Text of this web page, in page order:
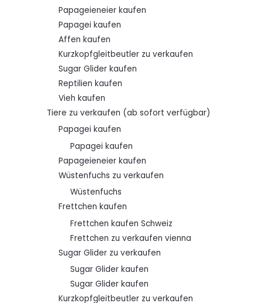
Papageieneier kaufen
Papagei kaufen
Affen kaufen
Kurzkopfgleitbeutler zu verkaufen
Sugar Glider kaufen
Reptilien kaufen
Vieh kaufen
Tiere zu verkaufen (ab sofort verfügbar)
Papagei kaufen
Papagei kaufen
Papageieneier kaufen
Wüstenfuchs zu verkaufen
Wüstenfuchs
Frettchen kaufen
Frettchen kaufen Schweiz
Frettchen zu verkaufen vienna
Sugar Glider zu verkaufen
Sugar Glider kaufen
Sugar Glider kaufen
Kurzkopfgleitbeutler zu verkaufen